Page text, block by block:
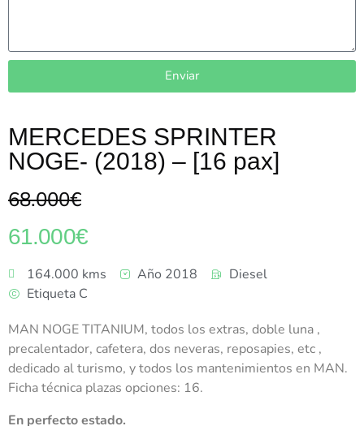
Enviar
MERCEDES SPRINTER
NOGE- (2018) – [16 pax]
68.000€
61.000€
164.000 kms Año 2018
Diesel
Etiqueta C
MAN NOGE TITANIUM, todos los extras, doble luna ,
precalentador, cafetera, dos neveras, reposapies, etc ,
dedicado al turismo, y todos los mantenimientos en MAN.
Ficha técnica plazas opciones: 16.
En perfecto estado.